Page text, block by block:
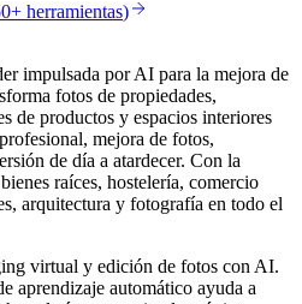
herramientas)
impulsada por AI para la mejora de
fotos de propiedades,
de productos y espacios interiores
mejora de fotos,
de día a atardecer. Con la
raíces, hostelería, comercio
arquitectura y fotografía en todo el
virtual y edición de fotos con AI.
aprendizaje automático ayuda a